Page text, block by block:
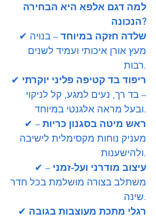
למה דגם אלפא היא הבחירה
הנכונה?
✔
שלדה חזקה במיוחד – בנויה
מעץ אורן איכותי ועמיד לשנים
רבות.
✔ ריפוד בד קטיפה פליני יוקרתי
– בד רך, נעים למגע, קל לניקוי
ובעל מראה אלגנטי במיוחד.
✔
ראש מיטה בסגנון כריות –
מעניק נוחות מקסימלית לישיבה
ולהישענות.
✔
עיצוב מודרני ועל-זמני –
משתלב בצורה מושלמת בכל חדר
שינה.
✔ רגלי מתכת מעוצבות בגובה